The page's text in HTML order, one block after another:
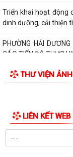
Triển khai hoạt động
dinh dưỡng, cải thiện
PHƯỜNG HẢI
CÁO TIẾN ĐỘ THỰC
THƯ VIỆN ẢNH